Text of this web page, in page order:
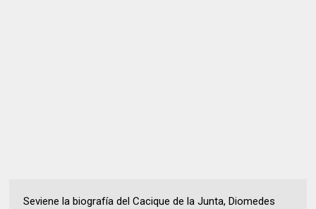
Seviene la biografía del Cacique de la Junta, Diomedes